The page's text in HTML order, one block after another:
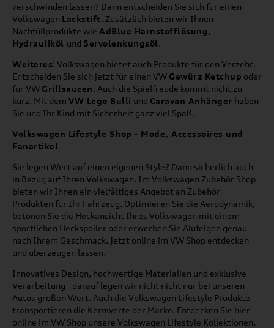
verschwinden lassen? Dann entscheiden Sie sich für einen
Volkswagen Lackstift. Zusätzlich bieten wir Ihnen
Nachfüllprodukte wie AdBlue Harnstofflösung,
Hydrauliköl und Servolenkungsöl.
Weiteres: Volkswagen bietet auch Produkte für den Verzehr.
Entscheiden Sie sich jetzt für einen VW Gewürz Ketchup oder
für VW Grillsaucen. Auch die Spielfreude kommt nicht zu
kurz. Mit dem VW Lego Bulli und Caravan Anhänger haben
Sie und Ihr Kind mit Sicherheit ganz viel Spaß.
Volkswagen Lifestyle Shop - Mode, Accessoires und
Fanartikel
Sie legen Wert auf einen eigenen Style? Dann sicherlich auch
in Bezug auf Ihren Volkswagen. Im Volkswagen Zubehör Shop
bieten wir Ihnen ein vielfältiges Angebot an Zubehör
Produkten für Ihr Fahrzeug. Optimieren Sie die Aerodynamik,
betonen Sie die Heckansicht Ihres Volkswagen mit einem
sportlichen Heckspoiler oder erwerben Sie Alufelgen genau
nach Ihrem Geschmack. Jetzt online im VW Shop entdecken
und überzeugen lassen.
Innovatives Design, hochwertige Materialien und exklusive
Verarbeitung - darauf legen wir nicht nicht nur bei unseren
Autos großen Wert. Auch die Volkswagen Lifestyle Produkte
transportieren die Kernwerte der Marke. Entdecken Sie hier
online im VW Shop unsere Volkswagen Lifestyle Kollektionen,